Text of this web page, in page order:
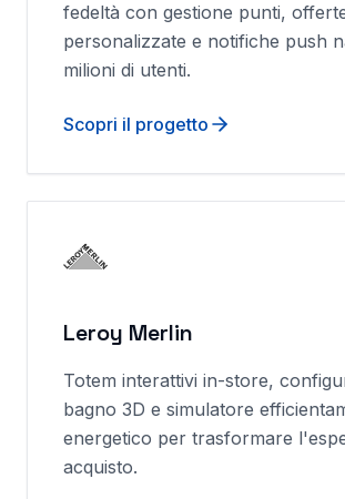
fedeltà con gestione punti,
personalizzate e notifiche push
milioni di utenti.
Scopri il progetto
Leroy Merlin
Totem interattivi in-store,
bagno 3D e simulatore
energetico per trasformare
acquisto.